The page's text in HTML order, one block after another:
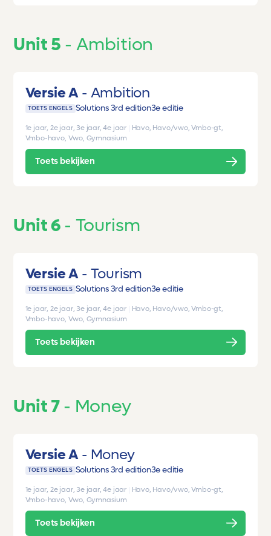
Unit 5 Ambition
Versie A Ambition
TOETS ENGELS Solutions 3rd edition3e editie
1e jaar, 2e jaar, 3e jaar, 4e jaar
Havo, Havo/vwo, Vmbo-gt,
Vmbo-havo, Vwo, Gymnasium
Toets bekijken
Unit 6 Tourism
Versie A Tourism
TOETS ENGELS Solutions 3rd edition3e editie
1e jaar, 2e jaar, 3e jaar, 4e jaar
Havo, Havo/vwo, Vmbo-gt,
Vmbo-havo, Vwo, Gymnasium
Toets bekijken
Unit 7 Money
Versie A Money
TOETS ENGELS Solutions 3rd edition3e editie
1e jaar, 2e jaar, 3e jaar, 4e jaar
Havo, Havo/vwo, Vmbo-gt,
Vmbo-havo, Vwo, Gymnasium
Toets bekijken